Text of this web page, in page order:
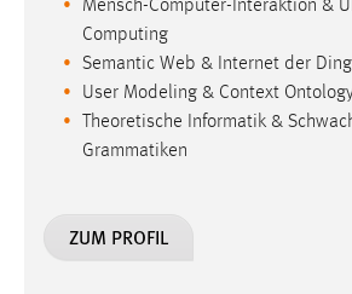
Theoretische Informatik &
Grammatiken
ZUM PROFIL
Prof. Dr.-Ing. Eva Rothgang